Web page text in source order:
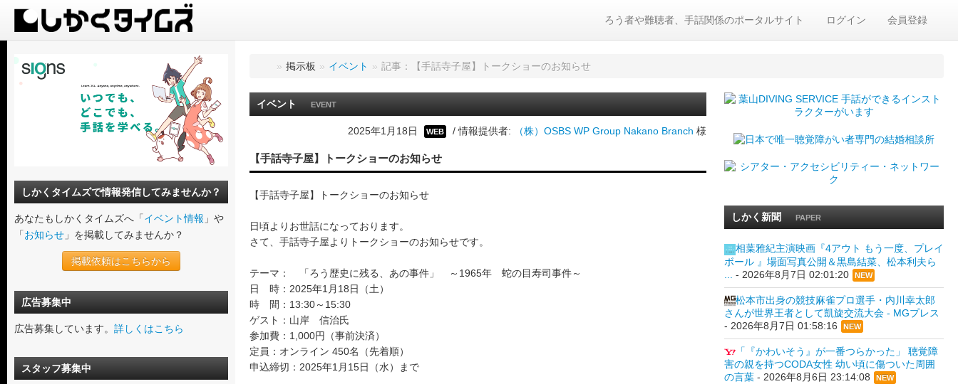
ログイン 会員登録
ろう者や難聴者、手話関係のポータルサイト
しかくタイムズで情報発信してみませんか？
あなたもしかくタイムズへ「イベント情報 」や
「お知らせ 」を掲載してみませんか？
掲載依頼はこちらから
広告募集中
広告募集しています。 詳しくはこちら
スタッフ募集中
» 掲示板 » イベント » 記事：【手話寺子屋】トークショーのお知らせ
イベント EVENT
2025年1月18日 WEB / 情報提供者: （株）OSBS WP Group Nakano Branch 様
【手話寺子屋】トークショーのお知らせ
【手話寺子屋】トークショーのお知らせ
日頃よりお世話になっております。
さて、手話寺子屋よりトークショーのお知らせです。
テーマ： 「ろう歴史に残る、あの事件」 ～1965年 蛇の目寿司事件～
日 時：2025年1月18日（土）
時 間：13:30～15:30
ゲスト：山岸 信治氏
参加費：1,000円（事前決済）
定員：オンライン 450名（先着順）
申込締切：2025年1月15日（水）まで
しかく新聞 PAPER
相葉雅紀主演映画『4アウト もう一度、プレイ
ボール 』場面写真公開＆黒島結菜、松本利夫ら
- 2026年8月7日 02:01:20 NEW
松本市出身の競技麻雀プロ選手・内川幸太郎
さんが世界王者として凱旋交流大会 - MGプレス
- 2026年8月7日 01:58:16 NEW
「『かわいそう』が一番つらかった」 聴覚障
害の親を持つCODA女性 幼い頃に傷ついた周囲
の言葉- 2026年8月6日 23:14:08 NEW